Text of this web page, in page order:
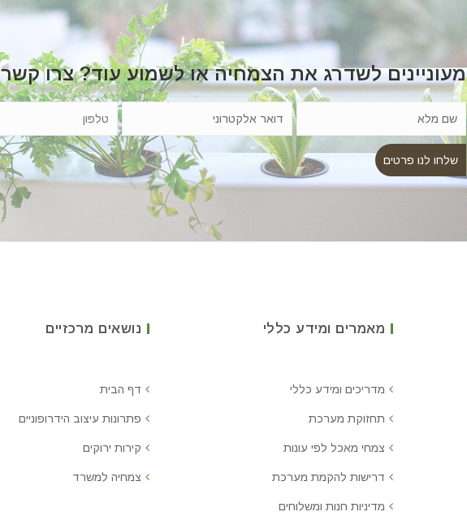
מעוניינים לשדרג את הצמחיה או לשמוע עוד? צרו קשר
מאמרים ומידע כללי
מדריכים ומידע כללי
תחזוקת מערכת
צמחי מאכל לפי עונות
דרישות להקמת מערכת
מדיניות חנות ומשלוחים
נושאים מרכזיים
דף הבית
פתרונות עיצוב הידרופוניים
קירות ירוקים
צמחיה למשרד